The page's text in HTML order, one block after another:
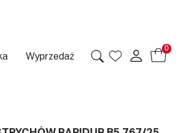
Wyprzedaż
0